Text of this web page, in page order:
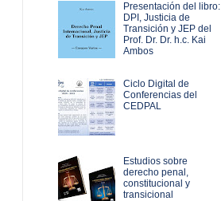
Presentación del libro:
DPI, Justicia de
Transición y JEP del
Prof. Dr. Dr. h.c. Kai
Ambos
Ciclo Digital de
Conferencias del
CEDPAL
Estudios sobre
derecho penal,
constitucional y
transicional